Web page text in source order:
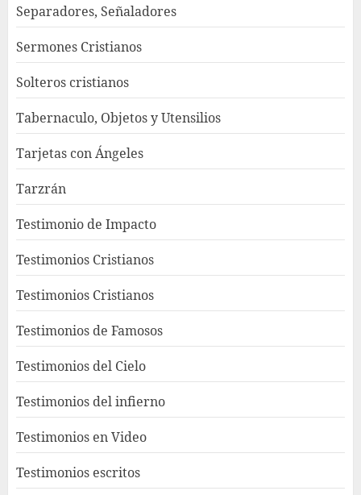
Separadores, Señaladores
Sermones Cristianos
Solteros cristianos
Tabernaculo, Objetos y Utensilios
Tarjetas con Ángeles
Tarzrán
Testimonio de Impacto
Testimonios Cristianos
Testimonios Cristianos
Testimonios de Famosos
Testimonios del Cielo
Testimonios del infierno
Testimonios en Video
Testimonios escritos